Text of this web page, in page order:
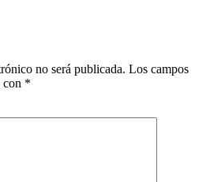
no será publicada. Los campos
con *